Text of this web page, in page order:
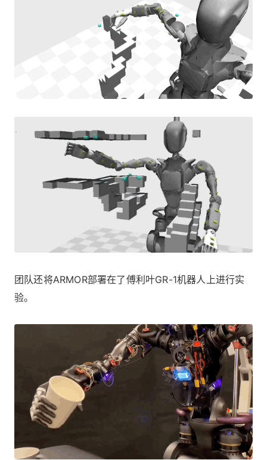
团队还将ARMOR部署在了傅利叶GR-1机器人上进行实
验。